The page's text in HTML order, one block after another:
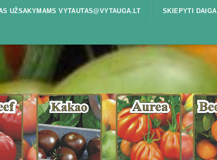
UŽSAKYMAMS VYTAUTAS@VYTAUGA.LT SKIEPYTI DAIGAI